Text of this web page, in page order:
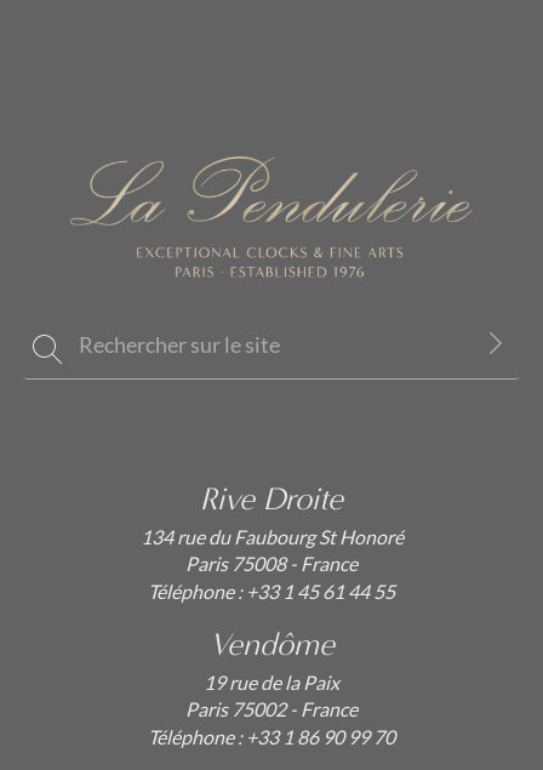
Rive Droite
134 rue du Faubourg St Honoré
Paris 75008 - France
Téléphone :+33 1 45 61 44 55
Vendôme
19 rue de la Paix
Paris 75002 - France
Téléphone :+33 1 86 90 99 70